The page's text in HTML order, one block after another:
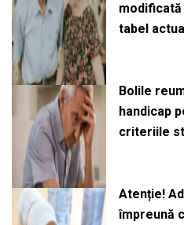
tabel
Bolile
handicap
criteriile
Atenție!
împreună